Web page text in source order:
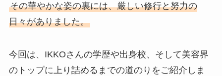
その華やかな姿の裏には、厳しい修行と努力の
日々がありました。
今回は、IKKOさんの学歴や出身校、そして美容界
のトップに上り詰めるまでの道のりをご紹介しま